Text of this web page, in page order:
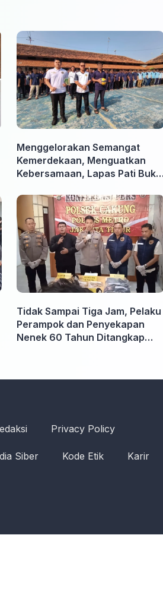
Menggelorakan Semangat
Kemerdekaan, Menguatkan
Kebersamaan, Lapas Pati Buka
Warga Binaan Antusias Ikuti
Berbagai Perlombaan
Tidak Sampai Tiga Jam, Pelaku
Perampok dan Penyekapan
Nenek 60 Tahun Ditangkap
Privacy Policy
Siber Kode Etik Karir